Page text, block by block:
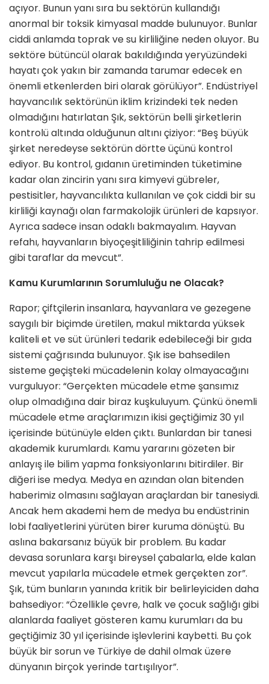
açıyor. Bunun yanı sıra bu sektörün kullandığı
anormal bir toksik kimyasal madde bulunuyor. Bunlar
ciddi anlamda toprak ve su kirliliğine neden oluyor. Bu
sektöre bütüncül olarak bakıldığında yeryüzündeki
hayatı çok yakın bir zamanda tarumar edecek en
önemli etkenlerden biri olarak görülüyor”. Endüstriyel
hayvancılık sektörünün iklim krizindeki tek neden
olmadığını hatırlatan Şık, sektörün belli şirketlerin
kontrolü altında olduğunun altını çiziyor: “Beş büyük
şirket neredeyse sektörün dörtte üçünü kontrol
ediyor. Bu kontrol, gıdanın üretiminden tüketimine
kadar olan zincirin yanı sıra kimyevi gübreler,
pestisitler, hayvancılıkta kullanılan ve çok ciddi bir su
kirliliği kaynağı olan farmakolojik ürünleri de kapsıyor.
Ayrıca sadece insan odaklı bakmayalım. Hayvan
refahı, hayvanların biyoçeşitliliğinin tahrip edilmesi
gibi taraflar da mevcut”.
Kamu Kurumlarının Sorumluluğu ne Olacak?
Rapor; çiftçilerin insanlara, hayvanlara ve gezegene
saygılı bir biçimde üretilen, makul miktarda yüksek
kaliteli et ve süt ürünleri tedarik edebileceği bir gıda
sistemi çağrısında bulunuyor. Şık ise bahsedilen
sisteme geçişteki mücadelenin kolay olmayacağını
vurguluyor: “Gerçekten mücadele etme şansımız
olup olmadığına dair biraz kuşkuluyum. Çünkü önemli
mücadele etme araçlarımızın ikisi geçtiğimiz 30 yıl
içerisinde bütünüyle elden çıktı. Bunlardan bir tanesi
akademik kurumlardı. Kamu yararını gözeten bir
anlayış ile bilim yapma fonksiyonlarını bitirdiler. Bir
diğeri ise medya. Medya en azından olan bitenden
haberimiz olmasını sağlayan araçlardan bir tanesiydi.
Ancak hem akademi hem de medya bu endüstrinin
lobi faaliyetlerini yürüten birer kuruma dönüştü. Bu
aslına bakarsanız büyük bir problem. Bu kadar
devasa sorunlara karşı bireysel çabalarla, elde kalan
mevcut yapılarla mücadele etmek gerçekten zor”.
Şık, tüm bunların yanında kritik bir belirleyiciden daha
bahsediyor: “Özellikle çevre, halk ve çocuk sağlığı gibi
alanlarda faaliyet gösteren kamu kurumları da bu
geçtiğimiz 30 yıl içerisinde işlevlerini kaybetti. Bu çok
büyük bir sorun ve Türkiye de dahil olmak üzere
dünyanın birçok yerinde tartışılıyor”.